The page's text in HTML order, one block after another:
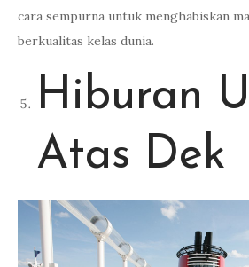
cara sempurna untuk menghabiskan
berkualitas kelas dunia.
Hiburan
Atas Dek